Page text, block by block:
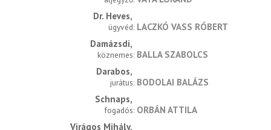
Dr. Heves
ügyvéd LACZKÓ VASS RÓBERT
Damázsdi
köznemes BALLA SZABOLCS
Darabos
jurátus BODOLAI BALÁZS
Schnaps
fogadós ORBÁN ATTILA
Virágos Mihály